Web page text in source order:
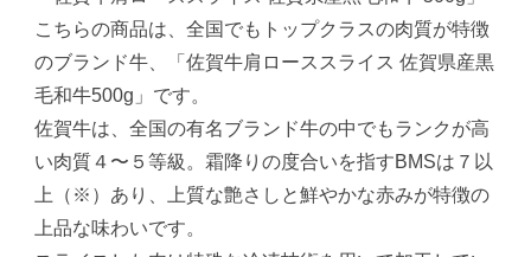
こちらの商品は、全国でもトップクラスの肉質が特徴
のブランド牛、「佐賀牛肩ローススライス 佐賀県産黒
毛和牛500g」です。
佐賀牛は、全国の有名ブランド牛の中でもランクが高
い肉質４〜５等級。霜降りの度合いを指すBMSは７以
上（※）あり、上質な艶さしと鮮やかな赤みが特徴の
上品な味わいです。